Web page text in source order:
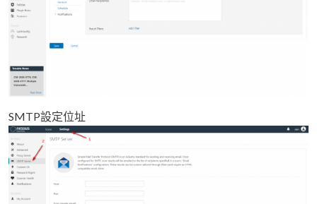
SMTP設定位址